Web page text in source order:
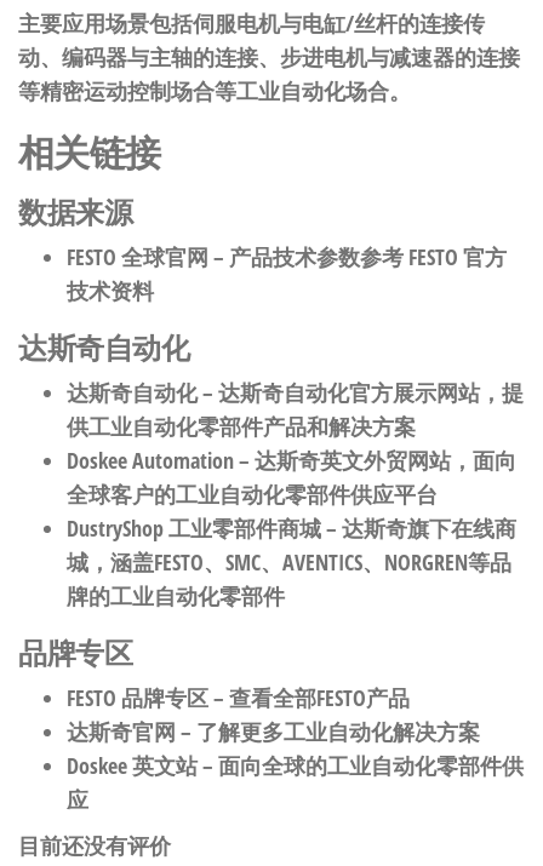
主要应用场景包括伺服电机与电缸/丝杆的连接传
动、编码器与主轴的连接、步进电机与减速器的连接
等精密运动控制场合等工业自动化场合。
相关链接
数据来源
FESTO 全球官网 – 产品技术参数参考 FESTO 官方
技术资料
达斯奇自动化
达斯奇自动化– 达斯奇自动化官方展示网站，提
供工业自动化零部件产品和解决方案
Doskee Automation– 达斯奇英文外贸网站，面向
全球客户的工业自动化零部件供应平台
DustryShop 工业零部件商城– 达斯奇旗下在线商
城，涵盖FESTO、SMC、AVENTICS、NORGREN等品
牌的工业自动化零部件
品牌专区
FESTO 品牌专区– 查看全部FESTO产品
达斯奇官网 – 了解更多工业自动化解决方案
Doskee 英文站– 面向全球的工业自动化零部件供
应
目前还没有评价